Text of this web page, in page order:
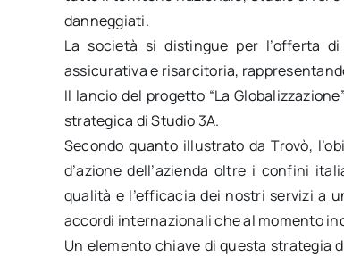
danneggiati.
La società si distingue per l’offerta
assicurativa e risarcitoria,
Il lancio del progetto “La
strategica di Studio 3A.
Secondo quanto illustrato da Trovò,
d’azione dell’azienda oltre i confini
qualità e l’efficacia dei nostri servizi a
accordi internazionali che al momento
Un elemento chiave di questa strategia